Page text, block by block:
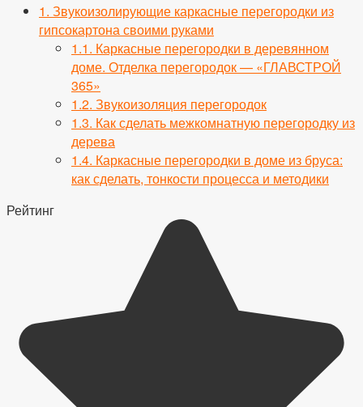
1. Звукоизолирующие каркасные перегородки из
гипсокартона своими руками
1.1. Каркасные перегородки в деревянном
доме. Отделка перегородок — «ГЛАВСТРОЙ
365»
1.2. Звукоизоляция перегородок
1.3. Как сделать межкомнатную перегородку из
дерева
1.4. Каркасные перегородки в доме из бруса:
как сделать, тонкости процесса и методики
Рейтинг